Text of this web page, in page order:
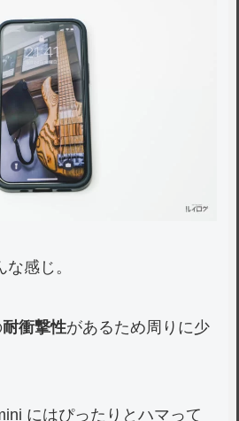
感じ。
耐衝撃性があるため周りに少
にはぴったりとハマって